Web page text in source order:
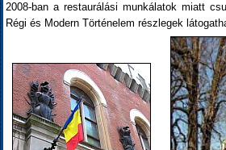
2008-ban a restaurálási munkálatok miatt
Régi és Modern Történelem részlegek